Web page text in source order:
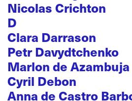
Nicolas Crichton
D
Clara Darrason
Petr Davydtchenko
Marlon de Azambuja
Cyril Debon
Anna de Castro